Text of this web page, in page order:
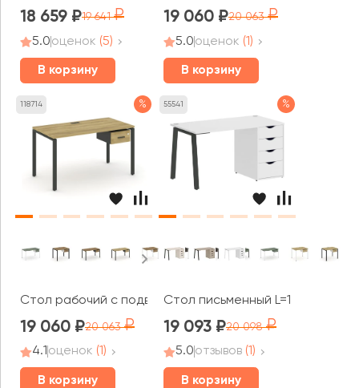
18 659 19 641
5.0оценок (5)
В корзину
19 060 20 063
5.0оценок (1)
В корзину
118714 %
Стол рабочий с подвесной тумбой с одним ящ.
19 060 20 063
4.1оценок (1)
В корзину
55541 %
Стол письменный L=1380мм
19 093 20 098
5.0отзывов (1)
В корзину